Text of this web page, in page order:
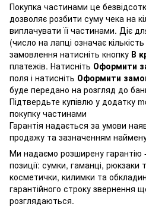
Покупка частинами це
дозволяє розбити суму чека на
виплачувати її частинами. Діє
(число на лапці означає
замовлення натисніть кнопку В
платежів. Натисніть Оформити
поля і натисніть Оформити
буде передано на розгляд до
Підтвердьте купівлю у додатку
покупку частинами
Гарантія надається за умови
продажу та зазначенням
Ми надаємо розширену гарантію -
позиції: сумки, гаманці, рюкзаки
косметички, килимки та
гарантійного строку звернення
розглядаються.